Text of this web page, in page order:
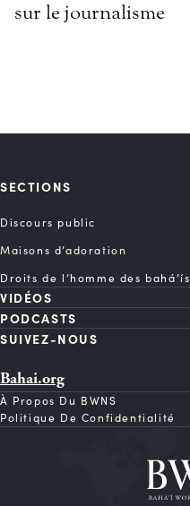
sur le journalisme
SECTIONS
Discours public
Maisons d’adoration
Droits de l’homme des bahá’ís
VIDÉOS
PODCASTS
SUIVEZ-NOUS
Bahai.org
À Propos Du BWNS
Politique De Confidentialité